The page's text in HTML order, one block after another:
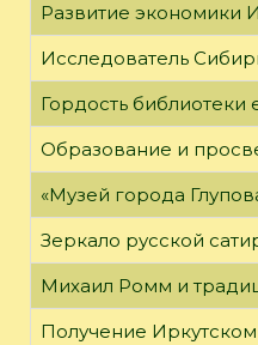
Развитие экономики
Исследователь
Гордость библиотеки
Образование и
«Музей города
Зеркало русской
Михаил Ромм и
Получение Иркутском